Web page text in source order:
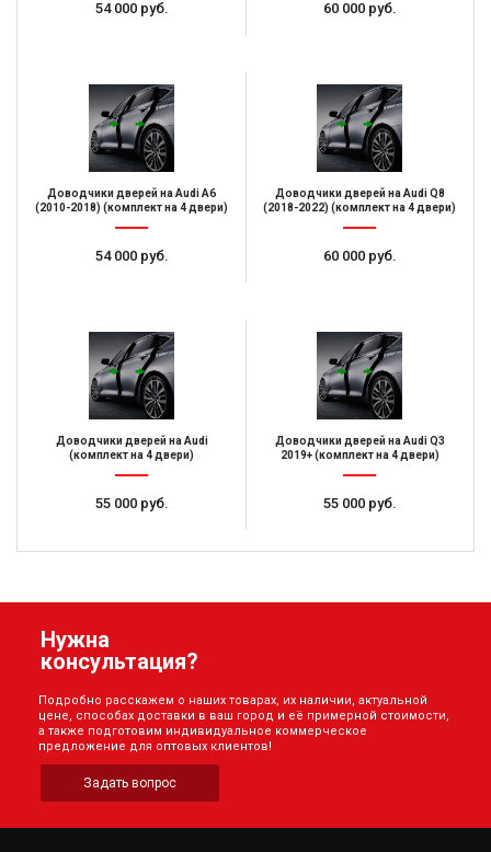
54 000 руб. 60 000 руб.
Доводчики дверей на Audi A6
(2010-2018) (комплект на 4 двери)
54 000 руб.
Доводчики дверей на Audi Q8
(2018-2022) (комплект на 4 двери)
60 000 руб.
Доводчики дверей на Audi
(комплект на 4 двери)
55 000 руб.
Доводчики дверей на Audi Q3
2019+ (комплект на 4 двери)
55 000 руб.
Нужна
консультация?
Подробно расскажем о наших товарах, их наличии, актуальной
цене, способах доставки в ваш город и её примерной стоимости,
а также подготовим индивидуальное коммерческое
предложение для оптовых клиентов!
Задать вопрос